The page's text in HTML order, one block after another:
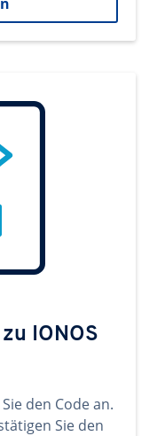
IONOS
den Code an.
Sie den